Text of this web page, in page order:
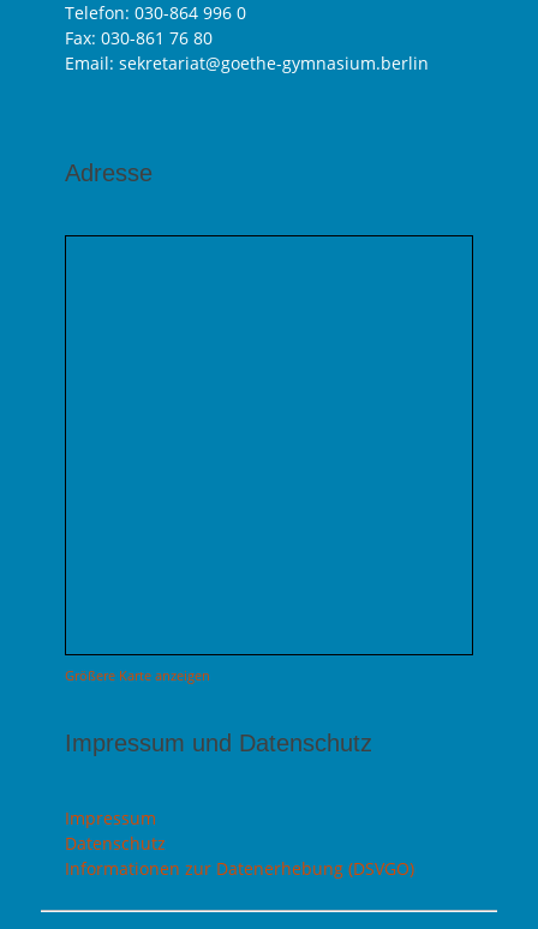
Telefon: 030-864 996 0
Fax: 030-861 76 80
Email: sekretariat@goethe-gymnasium.berlin
Adresse
Größere Karte anzeigen
Impressum und Datenschutz
Impressum
Datenschutz
Informationen zur Datenerhebung (DSVGO)